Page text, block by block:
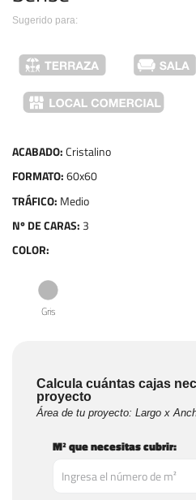
Sugerido para:
ACABADO:Cristalino
FORMATO:60x60
TRÁFICO: Medio
Nº DE CARAS: 3
COLOR:
Gris
Calcula cuántas cajas
proyecto
Área de tu proyecto: Largo x
M² que necesitas cubrir: